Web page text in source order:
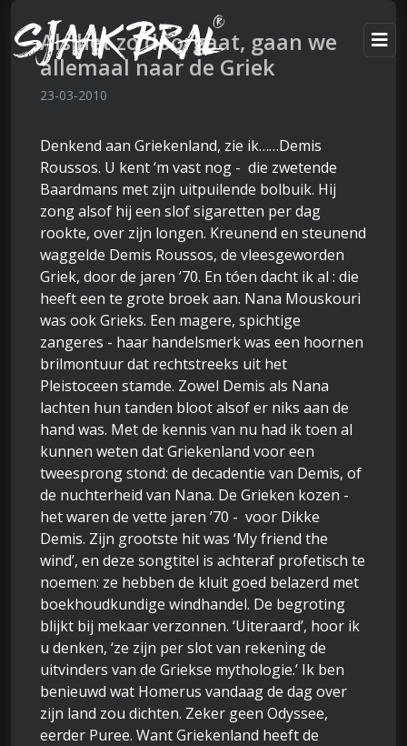
Als het zo doorgaat, gaan we
allemaal naar de Griek
23-03-2010
Denkend aan Griekenland, zie ik……Demis
Roussos. U kent ‘m vast nog - die zwetende
Baardmans met zijn uitpuilende bolbuik. Hij
zong alsof hij een slof sigaretten per dag
rookte, over zijn longen. Kreunend en steunend
waggelde Demis Roussos, de vleesgeworden
Griek, door de jaren ’70. En tóen dacht ik al : die
heeft een te grote broek aan. Nana Mouskouri
was ook Grieks. Een magere, spichtige
zangeres - haar handelsmerk was een hoornen
brilmontuur dat rechtstreeks uit het
Pleistoceen stamde. Zowel Demis als Nana
lachten hun tanden bloot alsof er niks aan de
hand was. Met de kennis van nu had ik toen al
kunnen weten dat Griekenland voor een
tweesprong stond: de decadentie van Demis, of
de nuchterheid van Nana. De Grieken kozen -
het waren de vette jaren ’70 - voor Dikke
Demis. Zijn grootste hit was ‘My friend the
wind’, en deze songtitel is achteraf profetisch te
noemen: ze hebben de kluit goed belazerd met
boekhoudkundige windhandel. De begroting
blijkt bij mekaar verzonnen. ‘Uiteraard’, hoor ik
u denken, ‘ze zijn per slot van rekening de
uitvinders van de Griekse mythologie.’ Ik ben
benieuwd wat Homerus vandaag de dag over
zijn land zou dichten. Zeker geen Odyssee,
eerder Puree. Want Griekenland heeft de